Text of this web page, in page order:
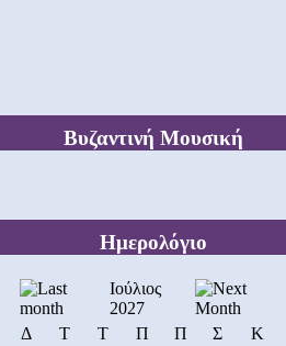
Βυζαντινή Μουσική
Ημερολόγιο
Ιούλιος
2027
Δ
Τ Τ Π Π Σ
Κ